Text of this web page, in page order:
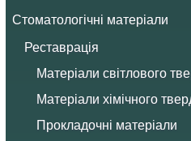
Стоматологічні матеріали
Реставрація
Матеріали світлового
Матеріали хімічного
Прокладочні матеріали